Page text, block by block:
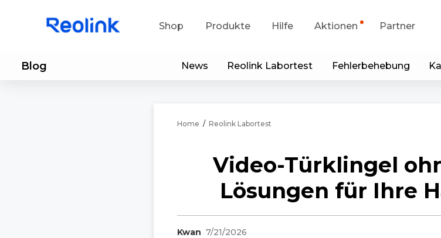
Shop Produkte Hilfe
Supportanfrage
Blog
Kontakt
Aktionen
Sonderangebot
Partner
Blog News Reolink Labortest Fehlerbehebung
Home / Reolink Labortest
Video-Türklingel
Lösungen für Ihre
Kwan 7/21/2026